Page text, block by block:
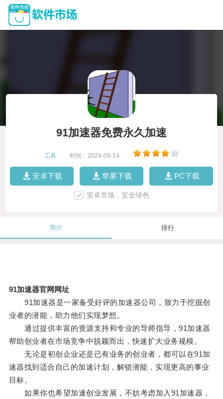
91加速器免费永久加速
工具 时间：2024-09-14
安卓下载 苹果下载 PC下载
安卓市场，安全绿色
简介 排行
91加速器官网网址
91加速器是一家备受好评的加速器公司，致力于挖掘创
业者的潜能，助力他们实现梦想。
通过提供丰富的资源支持和专业的导师指导，91加速器
帮助创业者在市场竞争中脱颖而出，快速扩大业务规模。
无论是初创企业还是已有业务的创业者，都可以在91加
速器找到适合自己的加速计划，解锁潜能，实现更高的事业
目标。
如果你也希望加速创业发展，不妨考虑加入91加速器，